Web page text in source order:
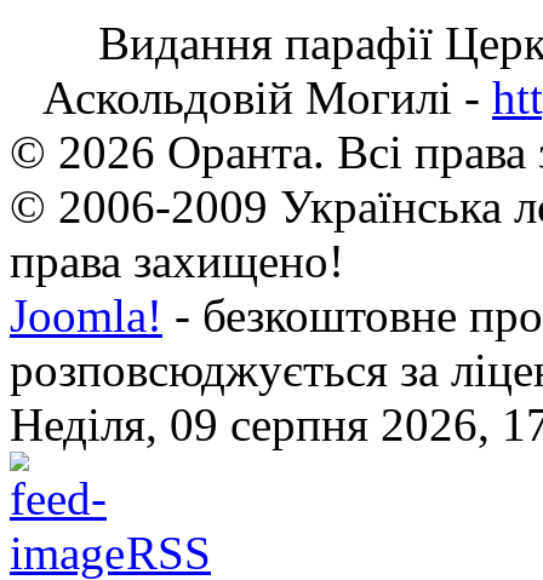
Видання парафії
Аскольдовій Могилі -
© 2026 Оранта. Всі
© 2006-2009 Українська
права захищено!
Joomla! - безкоштовне
розповсюджується за
Неділя, 09 серпня 2026,
RSS